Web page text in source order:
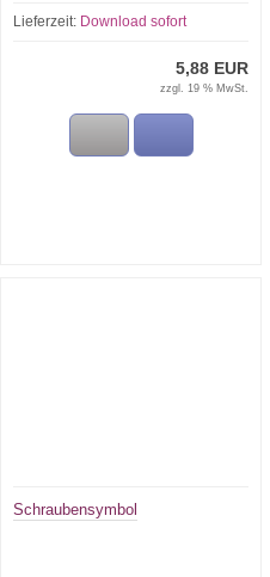
Lieferzeit: Download sofort
5,88 EUR
zzgl. 19 % MwSt.
Schraubensymbol